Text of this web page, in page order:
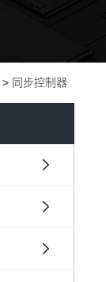
> 同步控制器